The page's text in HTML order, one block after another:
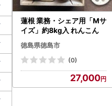
蓮根 業務・シェア用「Mサ
イズ」約8kg入 れんこん
徳島県徳島市
(0)
27,000